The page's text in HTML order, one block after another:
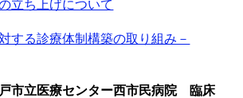
立ち上げについて
する診療体制構築の取り組み－
市立医療センター西市民病院 臨床